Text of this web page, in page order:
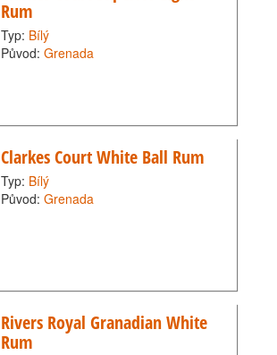
Rum
Typ: Bílý
Původ: Grenada
Clarkes Court White Ball Rum
Typ: Bílý
Původ: Grenada
Rivers Royal Granadian White
Rum